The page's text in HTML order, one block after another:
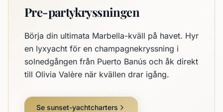
Pre-partykryssningen
Börja din ultimata Marbella-kväll på havet. Hyr
en lyxyacht för en champagnekryssning i
solnedgången från Puerto Banús och åk direkt
till Olivia Valère när kvällen drar igång.
Se sunset-yachtcharters